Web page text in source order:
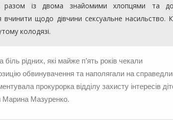
разом із двома знайомими хлопцями та
щодо дівчини сексуальне насильство.
колодязі.
рідних, які майже п’ять років чекали
обвинувачення та наполягали на
прокурорка відділу захисту інтересів
Марина Мазуренко.